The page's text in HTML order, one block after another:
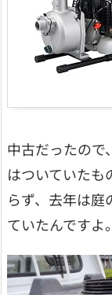
中古だったので
はついていたも
らず、去年は庭
ていたんですよ。